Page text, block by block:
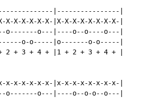
|----------------|
X-X-X-X-X-|X-X-X-X-X-X-X-X-|
o---|----o--o----o---|
o-o-----|o-------o-o-----|
+ 3 + 4 + |1 + 2 + 3 + 4 + |
x-x-x-x-x-|x-x-x-x-x-x-x-x-|
o---|----o--o-o--o---|